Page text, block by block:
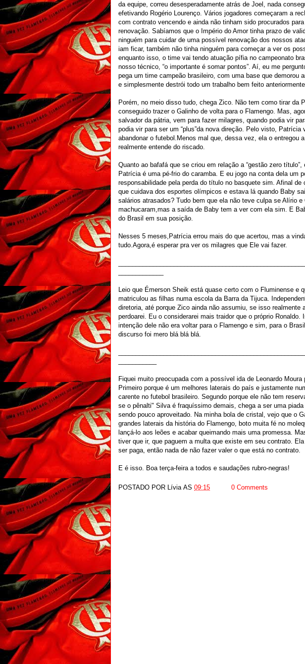
da equipe, correu desesperadamente atrás de Joel, nada
efetivando Rogério Lourenço. Vários jogadores começaram a
com contrato vencendo e ainda não tinham sido procurados
renovação. Sabíamos que o Império do Amor tinha prazo de
ninguém para cuidar de uma possível renovação dos nossos
iam ficar, também não tinha ninguém para começar a ver os
enquanto isso, o time vai tendo atuação pífia no campeonato
nosso técnico, “o importante é somar pontos”. Aí, eu me
pega um time campeão brasileiro, com uma base que demorou
e simplesmente destrói todo um trabalho bem feito
Porém, no meio disso tudo, chega Zico. Não tem como tirar da
conseguido trazer o Galinho de volta para o Flamengo. Mas,
salvador da pátria, vem para fazer milagres, quando podia vir
podia vir para ser um “plus”da nova direção. Pelo visto, Patrícia
abandonar o futebol.Menos mal que, dessa vez, ela o entregou
realmente entende do riscado.
Quanto ao bafafá que se criou em relação a “gestão zero título”,
Patrícia é uma pé-frio do caramba. E eu jogo na conta dela um
responsabilidade pela perda do título no basquete sim. Afinal de
que cuidava dos esportes olímpicos e estava lá quando Baby
salários atrasados? Tudo bem que ela não teve culpa se Alírio e
machucaram,mas a saída de Baby tem a ver com ela sim. E
do Brasil em sua posição.
Nesses 5 meses,Patrícia errou mais do que acertou, mas a
tudo.Agora,é esperar pra ver os milagres que Ele vai fazer.
Leio que Émerson Sheik está quase certo com o Fluminense e
matriculou as filhas numa escola da Barra da Tijuca.
diretoria, até porque Zico ainda não assumiu, se isso realmente
perdoarei. Eu o considerarei mais traidor que o próprio Ronaldo.
intenção dele não era voltar para o Flamengo e sim, para o
discurso foi mero blá blá blá.
Fiquei muito preocupada com a possível ida de Leonardo Moura
Primeiro porque é um melhores laterais do país e justamente
carente no futebol brasileiro. Segundo porque ele não tem
se o pênalti" Silva é fraquíssimo demais, chega a ser uma piada
sendo pouco aproveitado. Na minha bola de cristal, vejo que o
grandes laterais da história do Flamengo, boto muita fé no
lançá-lo aos leões e acabar queimando mais uma promessa.
tiver que ir, que paguem a multa que existe em seu contrato.
ser paga, então nada de não fazer valer o que está no contrato.
E é isso. Boa terça-feira a todos e saudações rubro-negras!
POSTADO POR Lívia AS 09:15 0 Comments